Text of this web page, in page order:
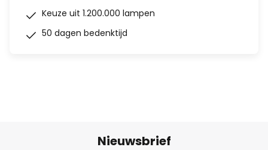
Keuze uit 1.200.000 lampen
50 dagen bedenktijd
Nieuwsbrief